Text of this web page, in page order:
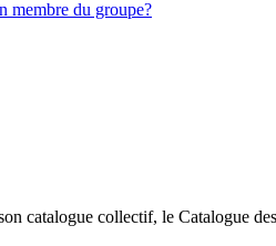
membre du groupe?
catalogue collectif, le Catalogue